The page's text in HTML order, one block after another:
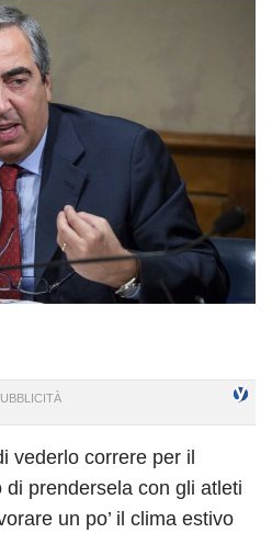
vederlo correre per il
prendersela con gli atleti
un po’ il clima estivo